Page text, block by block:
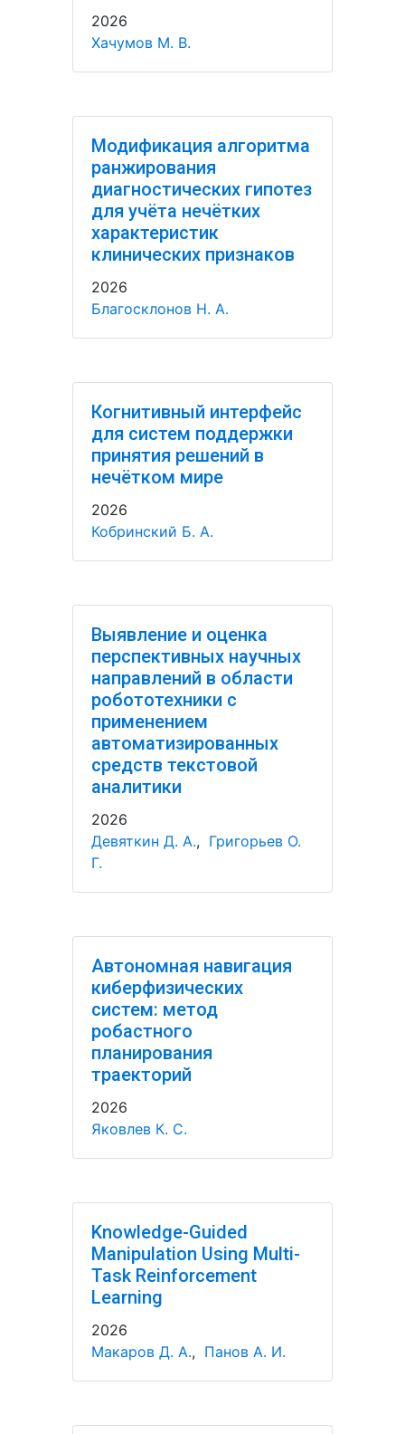
2026
Хачумов М. В.
Модификация алгоритма
ранжирования
диагностических гипотез
для учёта нечётких
характеристик
клинических признаков
2026
Благосклонов Н. А.
Когнитивный интерфейс
для систем поддержки
принятия решений в
нечётком мире
2026
Кобринский Б. А.
Выявление и оценка
перспективных научных
направлений в области
робототехники с
применением
автоматизированных
средств текстовой
аналитики
2026
Девяткин Д. А., Григорьев О.
Г.
Автономная навигация
киберфизических
систем: метод
робастного
планирования
траекторий
2026
Яковлев К. С.
Knowledge-Guided
Manipulation Using Multi-
Task Reinforcement
Learning
2026
Макаров Д. А., Панов А. И.